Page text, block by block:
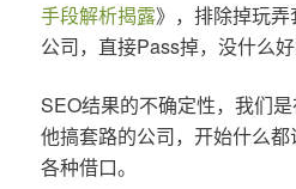
手段解析揭露》，排除掉玩
公司，直接Pass掉，没什么好
SEO结果的不确定性，我们
他搞套路的公司，开始什么
各种借口。